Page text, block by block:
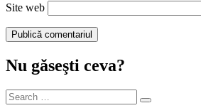
Site web
Nu găseşti ceva?